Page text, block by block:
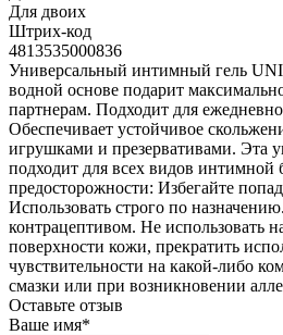
Для двоих
Штрих-код
4813535000836
Универсальный интимный гель
водной основе подарит
партнерам. Подходит для
Обеспечивает устойчивое
игрушками и презервативами. Эта
подходит для всех видов
предосторожности: Избегайте
Использовать строго по
контрацептивом. Не использовать
поверхности кожи, прекратить
чувствительности на какой-либо
смазки или при возникновении
Оставьте отзыв
Ваше имя*